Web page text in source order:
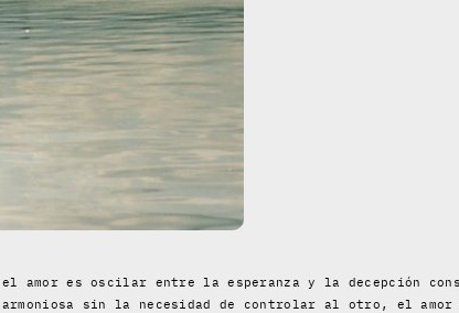
amor es oscilar entre la esperanza y la decepción
sin la necesidad de controlar al otro, el amor